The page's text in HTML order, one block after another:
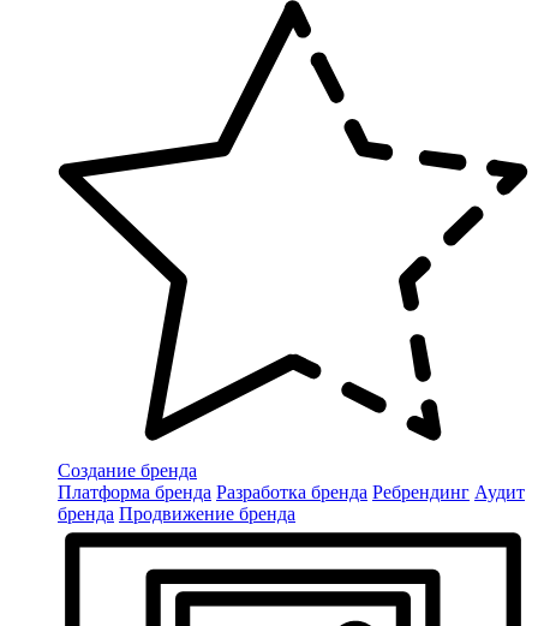
Создание бренда
Платформа бренда Разработка бренда Ребрендинг Аудит
бренда Продвижение бренда